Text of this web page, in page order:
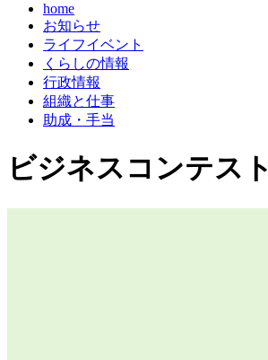
home
お知らせ
ライフイベント
くらしの情報
行政情報
組織と仕事
助成・手当
ビジネスコンテスト